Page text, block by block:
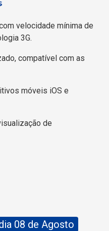
velocidade mínima de
3G.
compatível com as
móveis iOS e
de
08 de Agosto